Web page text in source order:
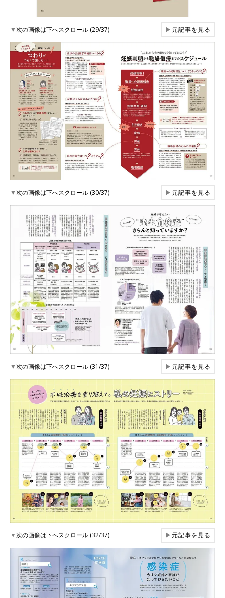
▼次の画像は下へスクロール (29/37) ▶元記事を見る
▼次の画像は下へスクロール (30/37) ▶元記事を見る
▼次の画像は下へスクロール (31/37) ▶元記事を見る
▼次の画像は下へスクロール (32/37) ▶元記事を見る